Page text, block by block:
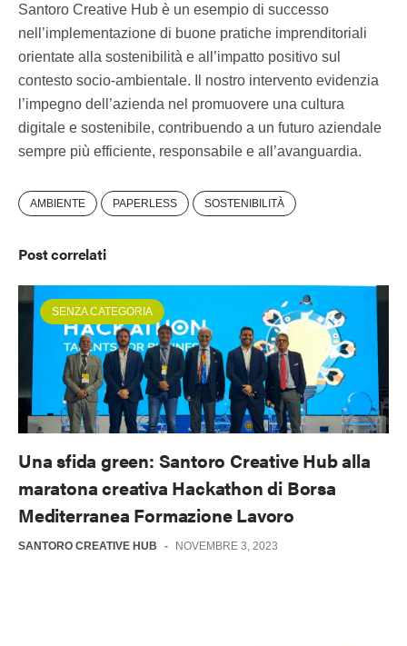
Santoro Creative Hub è un esempio di successo
nell’implementazione di buone pratiche imprenditoriali
orientate alla sostenibilità e all’impatto positivo sul
contesto socio-ambientale. Il nostro intervento evidenzia
l’impegno dell’azienda nel promuovere una cultura
digitale e sostenibile, contribuendo a un futuro aziendale
sempre più efficiente, responsabile e all’avanguardia.
AMBIENTE PAPERLESS SOSTENIBILITÀ
Post correlati
SENZA CATEGORIA
Una sfida green: Santoro Creative Hub alla
maratona creativa Hackathon di Borsa
Mediterranea Formazione Lavoro
SANTORO CREATIVE HUB - NOVEMBRE 3, 2023